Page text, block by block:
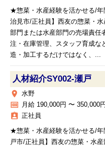
★惣菜・水産経験を活かせる/
治見市/正社員】西友の惣菜・
部門または水産部門の売場責任
注・在庫管理、スタッフ育成な
造・加工するだけではなく、...
人材紹介SY002‐瀬戸
place 水野
money 月給 190,000円 〜 350,000円
assignment_ind 正社員
★惣菜・水産経験を活かせる/
戸市/正社員】西友の惣菜・水